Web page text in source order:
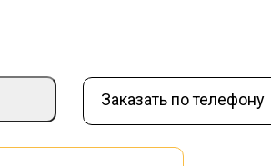
Заказать по телефону